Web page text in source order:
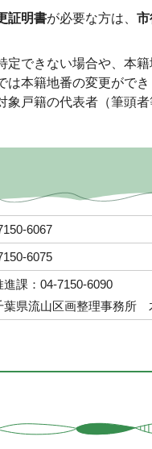
証明書が必要な方は、 市
定できない場合や、本
は本籍地番の変更がで
象戸籍の代表者（筆頭
6067
6075
進課：04-7150-6090
葉県流山区画整理事務所